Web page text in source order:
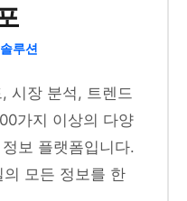
루션
시장 분석, 트렌드
가지 이상의 다양
보 플랫폼입니다.
모든 정보를 한